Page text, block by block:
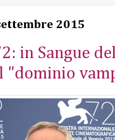
2015
in Sangue
"dominio